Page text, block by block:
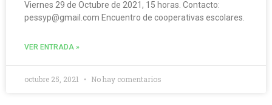
Viernes 29 de Octubre de 2021, 15 horas. Contacto:
pessyp@gmail.com Encuentro de cooperativas escolares.
VER ENTRADA »
octubre 25, 2021 No hay comentarios